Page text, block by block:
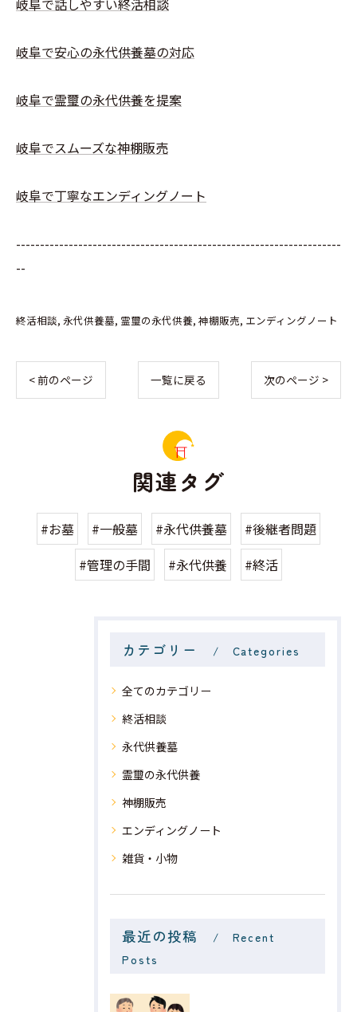
岐阜で話しやすい終活相談
岐阜で安心の永代供養墓の対応
岐阜で霊璽の永代供養を提案
岐阜でスムーズな神棚販売
岐阜で丁寧なエンディングノート
--------------------------------------------------------------------
--
終活相談 永代供養墓 霊璽の永代供養 神棚販売 エンディングノート
< 前のページ 一覧に戻る 次のページ >
関連タグ
#お墓 #一般墓 #永代供養墓
#後継者問題
#管理の手間
#永代供養 #終活
カテゴリー Categories
全てのカテゴリー
終活相談
永代供養墓
霊璽の永代供養
神棚販売
エンディングノート
雑貨・小物
最近の投稿
Recent
Posts